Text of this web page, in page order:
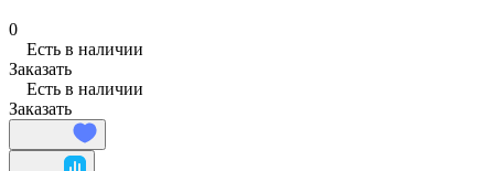
0
Есть в наличии
Заказать
Есть в наличии
Заказать